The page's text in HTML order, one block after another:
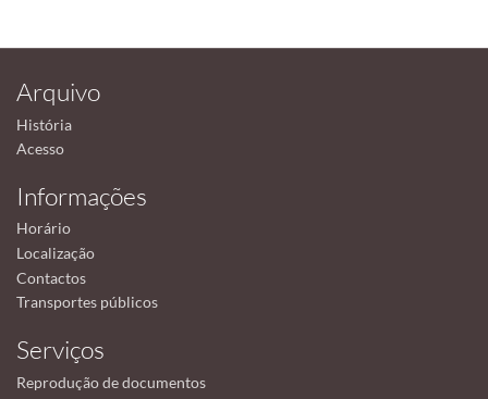
Arquivo
História
Acesso
Informações
Horário
Localização
Contactos
Transportes públicos
Serviços
Reprodução de documentos